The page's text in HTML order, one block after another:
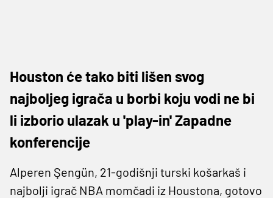
Houston će tako biti lišen svog
najboljeg igrača u borbi koju vodi ne bi
li izborio ulazak u 'play-in' Zapadne
konferencije
Alperen Şengün, 21-godišnji turski košarkaš i
najbolji igrač NBA momčadi iz Houstona, gotovo